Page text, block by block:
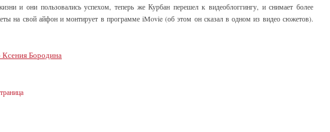
и они пользовались успехом, теперь же Курбан перешел к видеоблоггингу, и снимает более
на свой айфон и монтирует в программе iMovie (об этом он сказал в одном из видео сюжетов).
Бородина